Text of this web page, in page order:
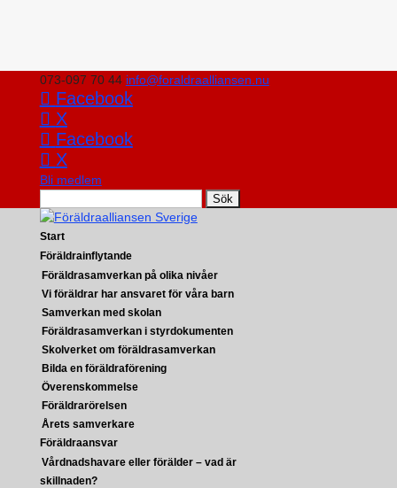
073-097 70 44 info@foraldraalliansen.nu
Facebook
X
Facebook
X
Bli medlem
Start
Föräldrainflytande
Föräldrasamverkan på olika nivåer
Vi föräldrar har ansvaret för våra barn
Samverkan med skolan
Föräldrasamverkan i styrdokumenten
Skolverket om föräldrasamverkan
Bilda en föräldraförening
Överenskommelse
Föräldrarörelsen
Årets samverkare
Föräldraansvar
Vårdnadshavare eller förälder – vad är
skillnaden?